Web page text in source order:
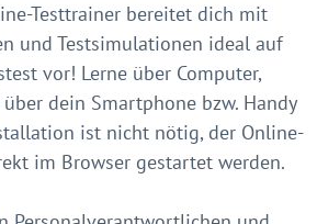
Testtrainer bereitet dich mit
und Testsimulationen ideal auf
vor! Lerne über Computer,
dein Smartphone bzw. Handy
ist nicht nötig, der Online-
im Browser gestartet werden.